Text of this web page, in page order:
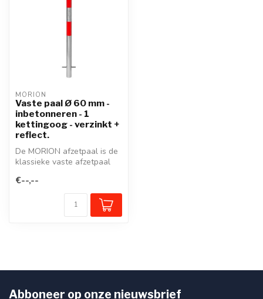
MORION
Vaste paal Ø 60 mm -
inbetonneren - 1
kettingoog - verzinkt +
reflect.
De MORION afzetpaal is de
klassieke vaste afzetpaal
€--,--
Abboneer op onze nieuwsbrief